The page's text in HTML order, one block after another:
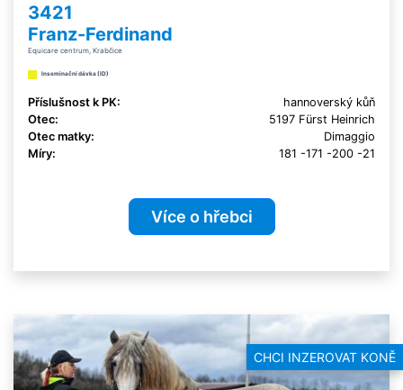
CHCI INZEROVAT KONĚ
3421
Franz-Ferdinand
Equicare centrum, Krabčice
Inseminační dávka (ID)
Příslušnost k PK:
hannoverský kůň
Otec:
5197 Fürst Heinrich
Otec matky:
Dimaggio
Míry:
181 -171 -200 -21
Více o hřebci